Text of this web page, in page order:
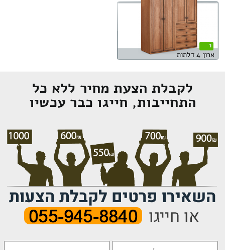
1
ארון 4 דלתות
לקבלת הצעת מחיר ללא כל
התחייבות, חייגו כבר עכשיו